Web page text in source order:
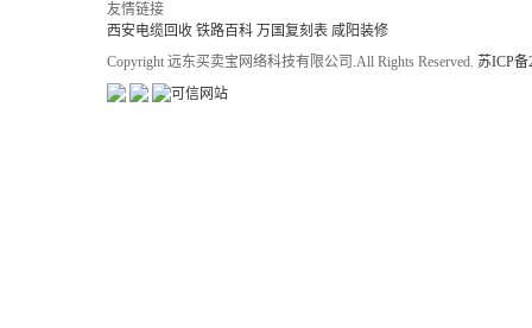
友情链接
西安电缆回收 铁路百科 万国复刻表 咸阳装修
Copyright 远东买卖宝网络科技有限公司.All Rights Reserved. 苏ICP备